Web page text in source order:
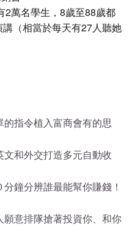
萬名學生，8歲至88歲都
（相當於每天有27人聽她
指令植入富商會有的思
和外交打造多元自動收
鐘分辨誰最能幫你賺錢！
意排隊搶著投資你、和你